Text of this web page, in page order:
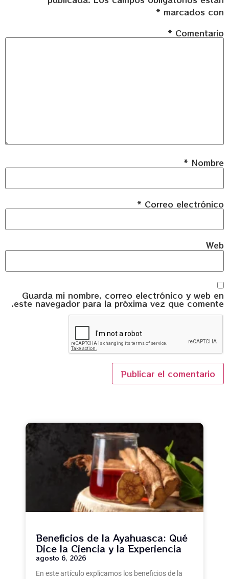
marcados con
*
Comentario
*
Nombre
*
Correo electrónico
*
Web
Guarda mi nombre, correo electrónico y web en
este navegador para la próxima vez que comente.
Beneficios de la Ayahuasca: Qué
Dice la Ciencia y la Experiencia
agosto 6, 2026
En este artículo explicamos los beneficios de la